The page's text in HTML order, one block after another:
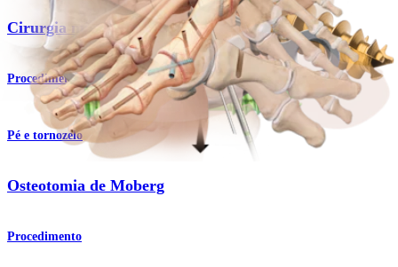
Cirurgia minimamente invasiva
Procedimento
Pé e tornozelo
Osteotomia de Moberg
Procedimento